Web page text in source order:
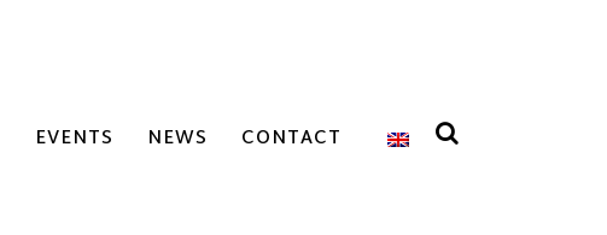
EVENTS NEWS CONTACT